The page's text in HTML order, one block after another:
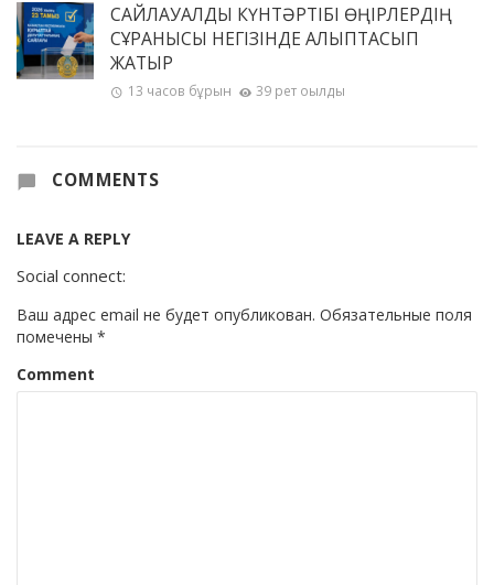
САЙЛАУАЛДЫ КҮНТӘРТІБІ ӨҢІРЛЕРДІҢ
СҰРАНЫСЫ НЕГІЗІНДЕ ҚАЛЫПТАСЫП
ЖАТЫР
13 часов бұрын 39 рет оқылды
COMMENTS
LEAVE A REPLY
Social connect:
Ваш адрес email не будет опубликован. Обязательные поля
помечены *
Comment